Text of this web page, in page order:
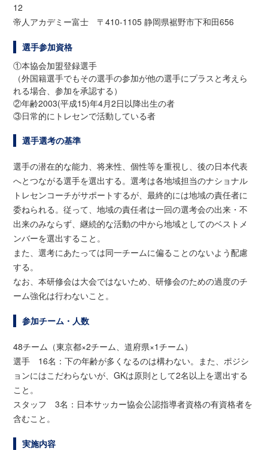
12
帝人アカデミー富士 〒410-1105 静岡県裾野市下和田656
選手参加資格
①本協会加盟登録選手
（外国籍選手でもその選手の参加が他の選手にプラスと考えら
れる場合、参加を承認する）
②年齢2003(平成15)年4月2日以降出生の者
③日常的にトレセンで活動している者
選手選考の基準
選手の潜在的な能力、将来性、個性等を重視し、後の日本代表
へとつながる選手を選出する。選考は各地域担当のナショナル
トレセンコーチがサポートするが、最終的には地域の責任者に
委ねられる。従って、地域の責任者は一回の選考会の出来・不
出来のみならず、継続的な活動の中から地域としてのベストメ
ンバーを選出すること。
また、選考にあたっては同一チームに偏ることのないよう配慮
する。
なお、本研修会は大会ではないため、研修会のための過度のチ
ーム強化は行わないこと。
参加チーム・人数
48チーム（東京都×2チーム、道府県×1チーム）
選手 16名：下の年齢が多くなるのは構わない。また、ポジシ
ョンにはこだわらないが、GKは原則として2名以上を選出する
こと。
スタッフ 3名：日本サッカー協会公認指導者資格の有資格者を
含むこと。
実施内容